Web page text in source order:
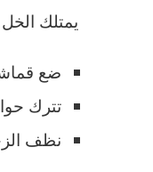
يمتلك
ضع
تترك حوالي 20 دقيقة وبعدها تبدأ في التخلص من الملصق بواسطة
نظف